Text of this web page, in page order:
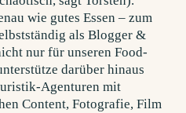
wie gutes Essen – zum
als Blogger &
nur für unseren Food-
darüber hinaus
Agenturen mit
Content, Fotografie, Film